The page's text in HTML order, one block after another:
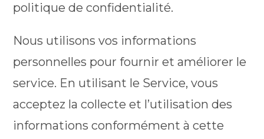
politique de confidentialité.
Nous utilisons vos informations
personnelles pour fournir et améliorer le
service. En utilisant le Service, vous
acceptez la collecte et l’utilisation des
informations conformément à cette